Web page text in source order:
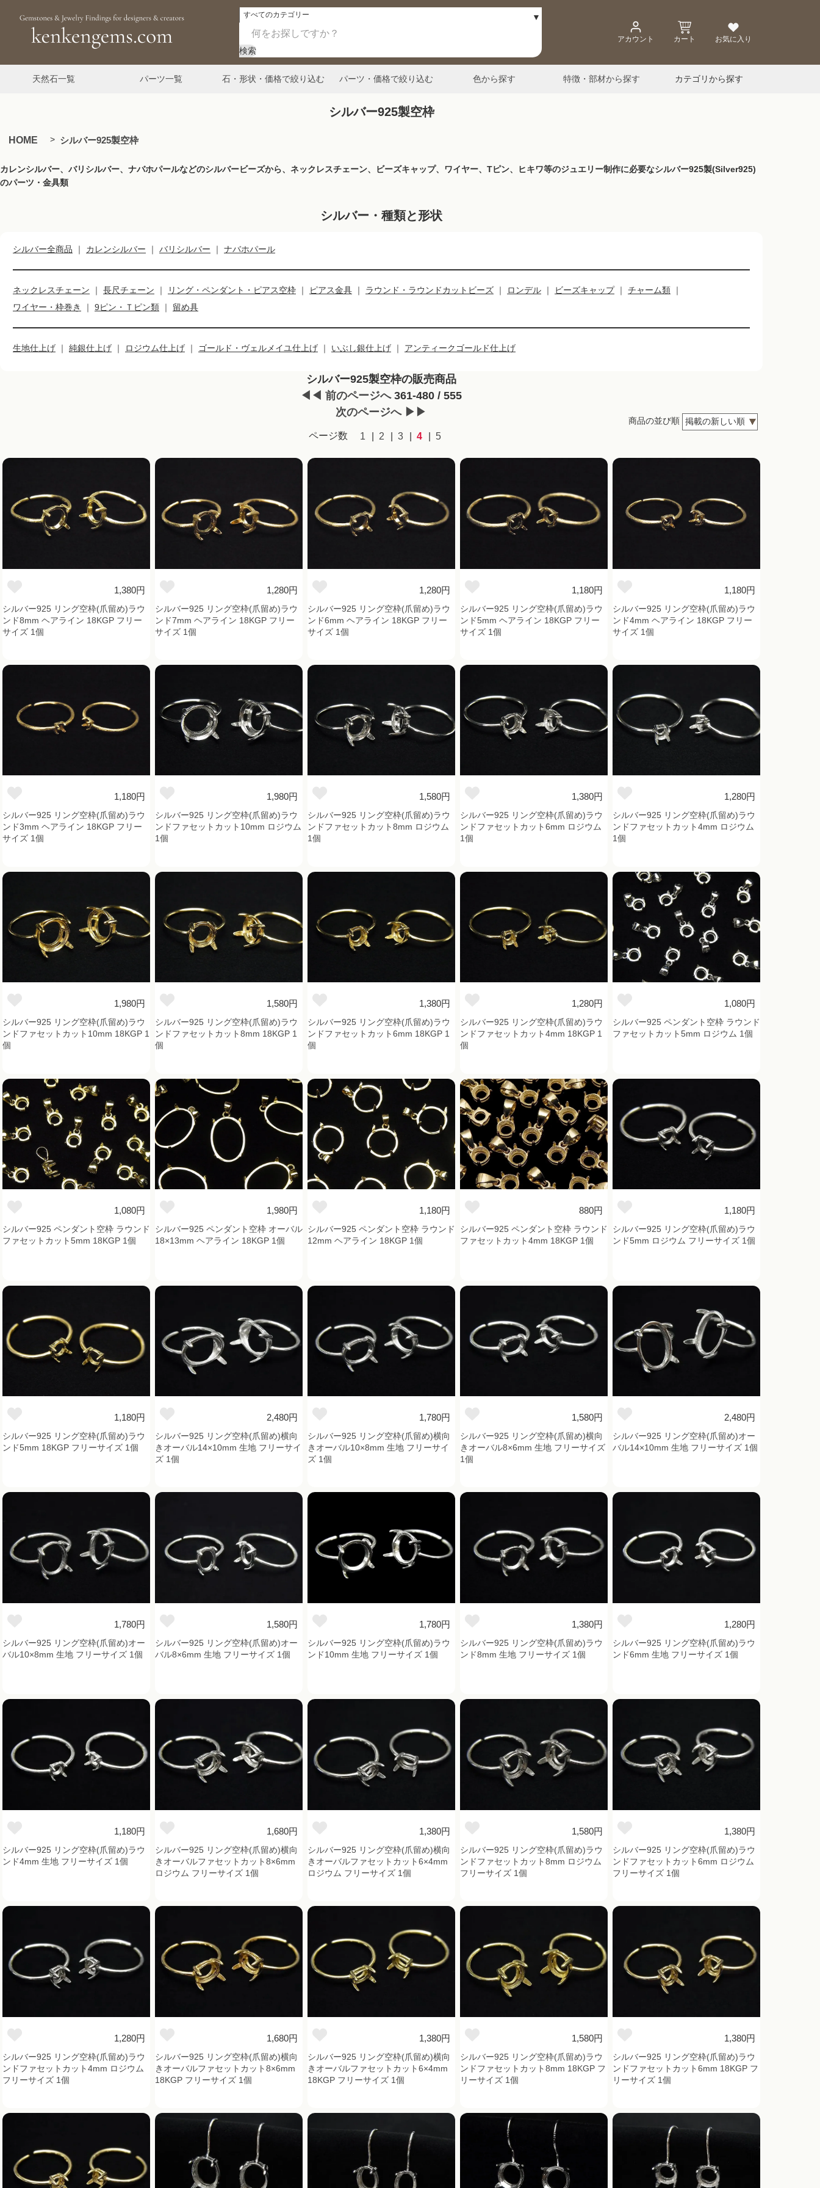
検索
アカウント カート お気に入り
天然石一覧 パーツ一覧 石・形状・価格で絞り込む パーツ・価格で絞り込む 色から探す 特徴・部材から探す カテゴリから探す
シルバー925製空枠
HOME シルバー925製空枠
カレンシルバー、バリシルバー、ナバホパールなどのシルバービーズから、ネックレスチェーン、ビーズキャップ、ワイヤー、Tピン、ヒキワ等のジュエリー制作に必要なシルバー925製(Silver925)
のパーツ・金具類
シルバー・種類と形状
シルバー全商品 ｜ カレンシルバー ｜ バリシルバー ｜ ナバホパール
ネックレスチェーン ｜ 長尺チェーン ｜ リング・ペンダント・ピアス空枠 ｜ ピアス金具 ｜ ラウンド・ラウンドカットビーズ ｜ ロンデル ｜ ビーズキャップ｜ チャーム類 ｜
ワイヤー・枠巻き
｜ 9ピン・Ｔピン類 ｜ 留め具
生地仕上げ ｜ 純銀仕上げ ｜ ロジウム仕上げ ｜ ゴールド・ヴェルメイユ仕上げ ｜ いぶし銀仕上げ ｜ アンティークゴールド仕上げ
シルバー925製空枠の販売商品
商品の並び順
◀◀ 前のページへ361-480 / 555
次のページへ ▶▶
ページ数 1 2 3 4 5
1,380円
シルバー925 リング空枠(爪留め)ラウ
ンド8mm ヘアライン 18KGP フリー
サイズ 1個
1,280円
シルバー925 リング空枠(爪留め)ラウ
ンド7mm ヘアライン 18KGP フリー
サイズ 1個
1,280円
シルバー925 リング空枠(爪留め)ラウ
ンド6mm ヘアライン 18KGP フリー
サイズ 1個
1,180円
シルバー925 リング空枠(爪留め)ラウ
ンド5mm ヘアライン 18KGP フリー
サイズ 1個
1,180円
シルバー925 リング空枠(爪留め)ラウ
ンド4mm ヘアライン 18KGP フリー
サイズ 1個
1,180円
シルバー925 リング空枠(爪留め)ラウ
ンド3mm ヘアライン 18KGP フリー
サイズ 1個
1,980円
シルバー925 リング空枠(爪留め)ラウ
ンドファセットカット10mm ロジウム
1個
1,580円
シルバー925 リング空枠(爪留め)ラウ
ンドファセットカット8mm ロジウム
1個
1,380円
シルバー925 リング空枠(爪留め)ラウ
ンドファセットカット6mm ロジウム
1個
1,280円
シルバー925 リング空枠(爪留め)ラウ
ンドファセットカット4mm ロジウム
1個
1,980円
シルバー925 リング空枠(爪留め)ラウ
ンドファセットカット10mm 18KGP 1
個
1,580円
シルバー925 リング空枠(爪留め)ラウ
ンドファセットカット8mm 18KGP 1
個
1,380円
シルバー925 リング空枠(爪留め)ラウ
ンドファセットカット6mm 18KGP 1
個
1,280円
シルバー925 リング空枠(爪留め)ラウ
ンドファセットカット4mm 18KGP 1
個
1,080円
シルバー925 ペンダント空枠 ラウンド
ファセットカット5mm ロジウム 1個
1,080円
シルバー925 ペンダント空枠 ラウンド
ファセットカット5mm 18KGP 1個
1,980円
シルバー925 ペンダント空枠 オーバル
18×13mm ヘアライン 18KGP 1個
1,180円
シルバー925 ペンダント空枠 ラウンド
12mm ヘアライン 18KGP 1個
880円
シルバー925 ペンダント空枠 ラウンド
ファセットカット4mm 18KGP 1個
1,180円
シルバー925 リング空枠(爪留め)ラウ
ンド5mm ロジウム フリーサイズ 1個
1,180円
シルバー925 リング空枠(爪留め)ラウ
ンド5mm 18KGP フリーサイズ 1個
2,480円
シルバー925 リング空枠(爪留め)横向
きオーバル14×10mm 生地 フリーサイ
ズ 1個
1,780円
シルバー925 リング空枠(爪留め)横向
きオーバル10×8mm 生地 フリーサイ
ズ 1個
1,580円
シルバー925 リング空枠(爪留め)横向
きオーバル8×6mm 生地 フリーサイズ
1個
2,480円
シルバー925 リング空枠(爪留め)オー
バル14×10mm 生地 フリーサイズ 1個
1,780円
シルバー925 リング空枠(爪留め)オー
バル10×8mm 生地 フリーサイズ 1個
1,580円
シルバー925 リング空枠(爪留め)オー
バル8×6mm 生地 フリーサイズ 1個
1,780円
シルバー925 リング空枠(爪留め)ラウ
ンド10mm 生地 フリーサイズ 1個
1,380円
シルバー925 リング空枠(爪留め)ラウ
ンド8mm 生地 フリーサイズ 1個
1,280円
シルバー925 リング空枠(爪留め)ラウ
ンド6mm 生地 フリーサイズ 1個
1,180円
シルバー925 リング空枠(爪留め)ラウ
ンド4mm 生地 フリーサイズ 1個
1,680円
シルバー925 リング空枠(爪留め)横向
きオーバルファセットカット8×6mm
ロジウム フリーサイズ 1個
1,380円
シルバー925 リング空枠(爪留め)横向
きオーバルファセットカット6×4mm
ロジウム フリーサイズ 1個
1,580円
シルバー925 リング空枠(爪留め)ラウ
ンドファセットカット8mm ロジウム
フリーサイズ 1個
1,380円
シルバー925 リング空枠(爪留め)ラウ
ンドファセットカット6mm ロジウム
フリーサイズ 1個
1,280円
シルバー925 リング空枠(爪留め)ラウ
ンドファセットカット4mm ロジウム
フリーサイズ 1個
1,680円
シルバー925 リング空枠(爪留め)横向
きオーバルファセットカット8×6mm
18KGP フリーサイズ 1個
1,380円
シルバー925 リング空枠(爪留め)横向
きオーバルファセットカット6×4mm
18KGP フリーサイズ 1個
1,580円
シルバー925 リング空枠(爪留め)ラウ
ンドファセットカット8mm 18KGP フ
リーサイズ 1個
1,380円
シルバー925 リング空枠(爪留め)ラウ
ンドファセットカット6mm 18KGP フ
リーサイズ 1個